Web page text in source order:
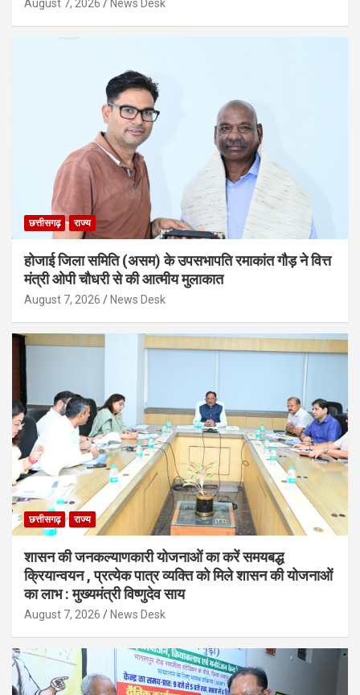
August 7, 2026 News Desk
छत्तीसगढ़ राज्य
होजाई जिला समिति (असम) के उपसभापति रमाकांत गौड़ ने वित्त
मंत्री ओपी चौधरी से की आत्मीय मुलाकात
August 7, 2026 News Desk
छत्तीसगढ़ राज्य
शासन की जनकल्याणकारी योजनाओं का करें समयबद्ध
क्रियान्वयन , प्रत्येक पात्र व्यक्ति को मिले शासन की योजनाओं
का लाभ : मुख्यमंत्री विष्णुदेव साय
August 7, 2026 News Desk